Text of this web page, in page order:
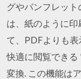
グやパンフレッ
は、紙のように印
て、PDFよりも
快適に閲覧でき
変換. この機能は